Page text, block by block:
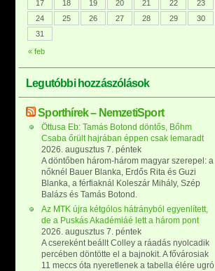
« feb
17
18 19 20 21 22
23
24
25 26 27 28 29
30
31
Legutóbbi hozzászólások
Sporthírek – NemzetiSport
Öttusa Eb: Tamás Botond döntős, Bőhm
Csaba őrült hajrában éppen csak lemaradt
2026. augusztus 7. péntek
A döntőben három-három magyar szerepel: a
nőknél Bauer Blanka, Erdős Rita és Guzi
Blanka, a férfiaknál Koleszár Mihály, Szép
Balázs és Tamás Botond.
Az MTK újra kétgólos hátrányból egyenlített,
de a Puskás Akadémiáé lett a három pont
2026. augusztus 7. péntek
A csereként beállt Colley a ráadás nyolcadik
percében döntötte el a bajnokit. A fővárosiak
11 meccs óta nyeretlenek a tabella élére ugró